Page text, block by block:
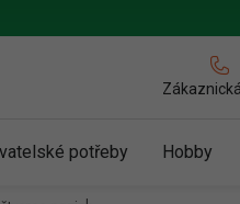
potřeby Hobby